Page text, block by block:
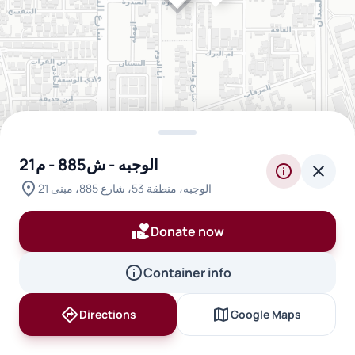
الوجبه - ش885 - م21
location_on الوجبه، منطقة 53، شارع 885، مبنى 21
info close
volunteer_activismDonate now
infoContainer info
directionsDirections mapGoogle Maps